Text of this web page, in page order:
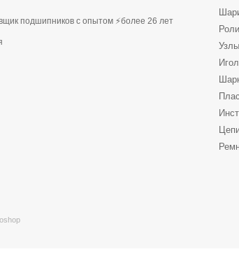
подшипников с опытом ⚡более 26 лет